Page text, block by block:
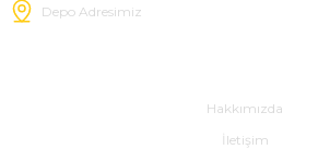
Depo Adresimiz
Hakkımızda
İletişim